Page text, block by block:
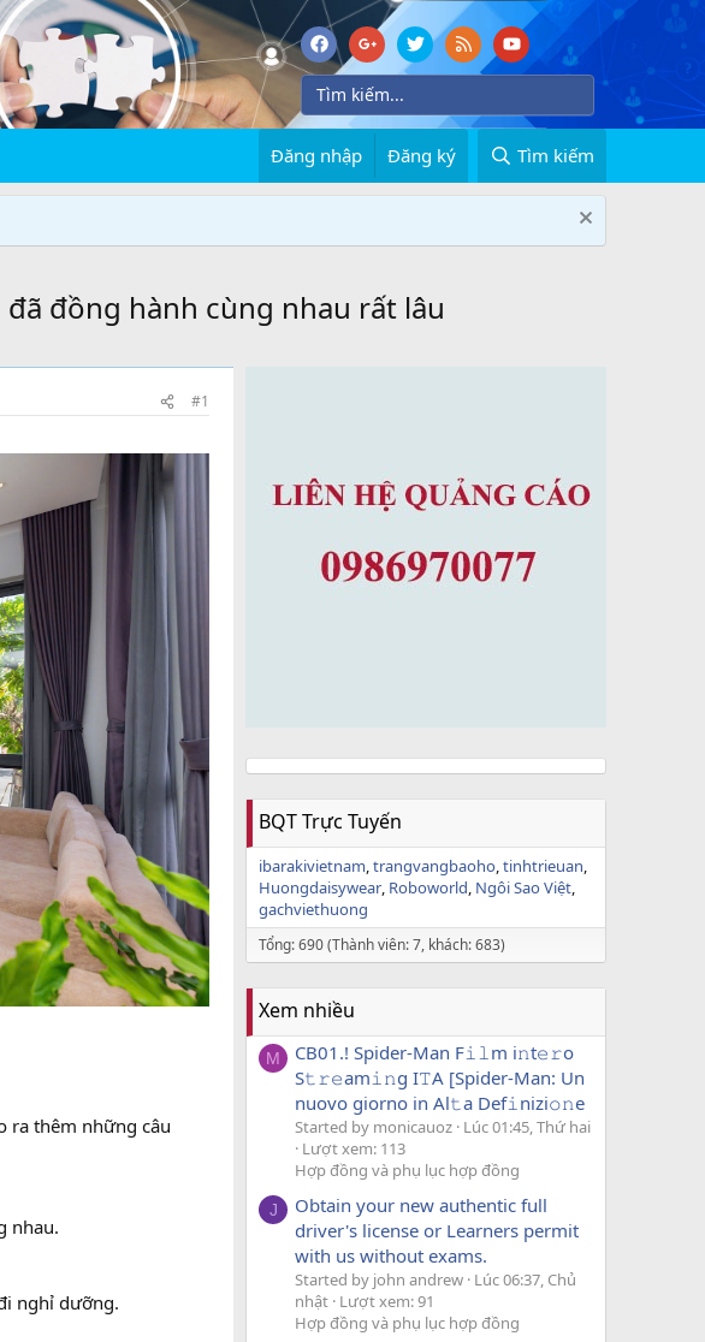
Đăng nhập Đăng ký Tìm kiếm
đồng hành cùng nhau rất lâu
#1
ra thêm những câu
nhau.
nghỉ dưỡng.
BQT Trực Tuyến
ibarakivietnam trangvangbaoho tinhtrieuan
Huongdaisywear Roboworld Ngôi Sao Việt
gachviethuong
Tổng: 690 (Thành viên: 7, khách: 683)
Xem nhiều
M
CB01.! Spider-Man F𝚒𝚕m i𝚗t𝚎𝚛o
S𝚝𝚛𝚎am𝚒𝚗g I𝚃A [Spider-Man: Un
nuovo giorno in Al𝚝a Def𝚒nizi𝚘𝚗e
Started by monicauoz Lúc 01:45, Thứ hai
Lượt xem: 113
Hợp đồng và phụ lục hợp đồng
J
Obtain your new authentic full
driver's license or Learners permit
with us without exams.
Started by john andrew Lúc 06:37, Chủ
nhật Lượt xem: 91
Hợp đồng và phụ lục hợp đồng